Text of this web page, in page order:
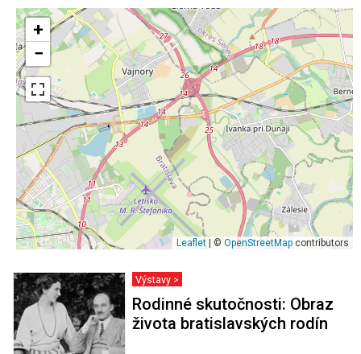
+
−
Leaflet | © OpenStreetMap contributors
Výstavy >
Rodinné skutočnosti: Obraz
života bratislavských rodín